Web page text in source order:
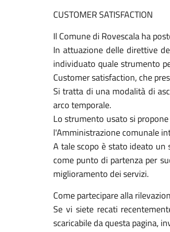
CUSTOMER SATISFACTION
Il Comune di Rovescala ha
In attuazione delle direttive
individuato quale strumento
Customer satisfaction, che
Si tratta di una modalità di
arco temporale.
Lo strumento usato si
l'Amministrazione comunale
A tale scopo è stato ideato un
come punto di partenza per
miglioramento dei servizi.
Come partecipare alla
Se vi siete recati
scaricabile da questa pagina,